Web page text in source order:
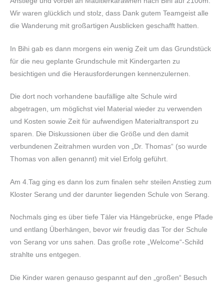
Wir waren glücklich und stolz, dass Dank gutem Teamgeist alle
die Wanderung mit großartigen Ausblicken geschafft hatten.
In Bihi gab es dann morgens ein wenig Zeit um das Grundstück
für die neu geplante Grundschule mit Kindergarten zu
besichtigen und die Herausforderungen kennenzulernen.
Die dort noch vorhandene baufällige alte Schule wird
abgetragen, um möglichst viel Material wieder zu verwenden
und Kosten sowie Zeit für aufwendigen Materialtransport zu
sparen. Die Diskussionen über die Größe und den damit
verbundenen Zeitrahmen wurden von „Dr. Thomas“ (so wurde
Thomas von allen genannt) mit viel Erfolg geführt.
Am 4.Tag ging es dann los zum finalen sehr steilen Anstieg zum
Kloster Serang und der darunter liegenden Schule von Serang.
Nochmals ging es über tiefe Täler via Hängebrücke, enge Pfade
und entlang Überhängen, bevor wir freudig das Tor der Schule
von Serang vor uns sahen. Das große rote „Welcome“-Schild
strahlte uns entgegen.
Die Kinder waren genauso gespannt auf den „großen“ Besuch